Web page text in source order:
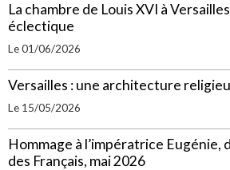
La chambre de Louis XVI à
éclectique
Le 01/06/2026
Versailles : une architecture
Le 15/05/2026
Hommage à l’impératrice Eugénie,
des Français, mai 2026